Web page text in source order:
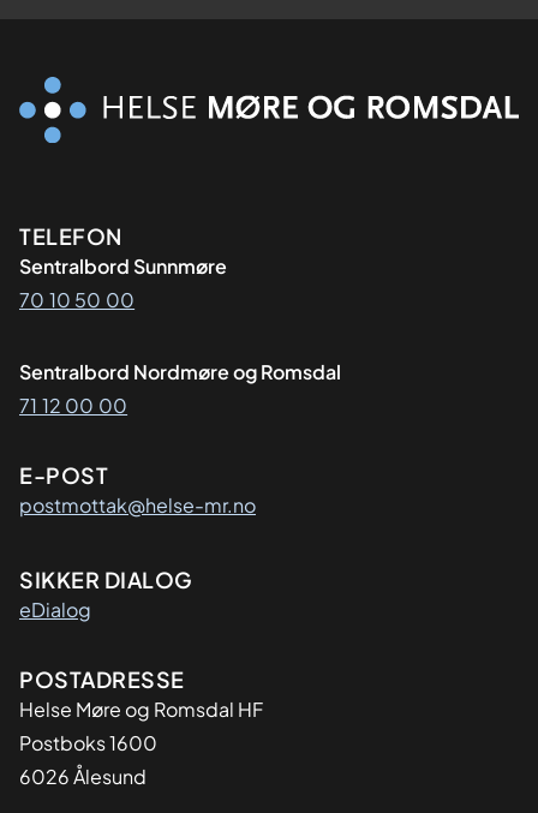
Kontaktinformasjon
TELEFON
Sentralbord Sunnmøre
70 10 50 00
Sentralbord Nordmøre og Romsdal
71 12 00 00
E-POST
postmottak@helse-mr.no
SIKKER DIALOG
eDialog
Adresse
POSTADRESSE
Helse Møre og Romsdal HF
Postboks 1600
6026 Ålesund